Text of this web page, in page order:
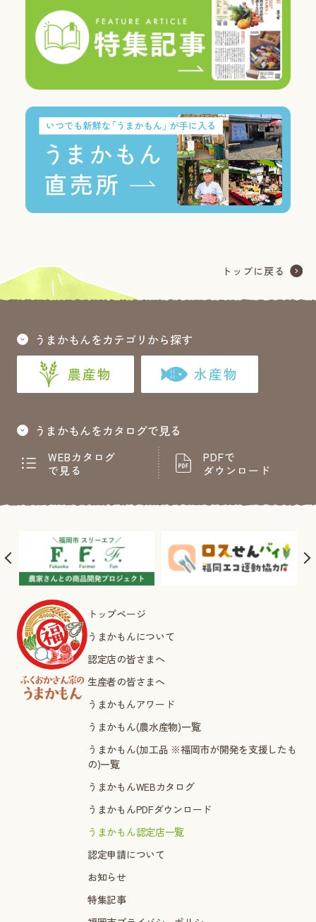
うまかもんをカテゴリから探す
農産物 水産物
うまかもんをカタログで見る
WEBカタログ
で見る
PDFで
ダウンロード
トップページ
うまかもんについて
認定店の皆さまへ
生産者の皆さまへ
うまかもんアワード
うまかもん(農水産物)一覧
うまかもん(加工品 ※福岡市が開発を支援したも
の)一覧
うまかもんWEBカタログ
うまかもんPDFダウンロード
うまかもん認定店一覧
認定申請について
お知らせ
特集記事